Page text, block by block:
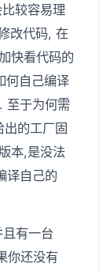
较容易理
改代码, 在
快看代码的
何自己编译
至于为何需
的工厂固
本,是没法
译自己的
有一台
你还没有